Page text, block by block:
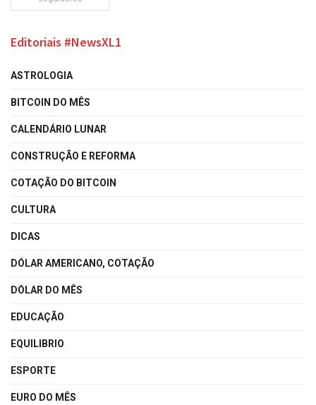
Editoriais #NewsXL1
ASTROLOGIA
BITCOIN DO MÊS
CALENDÁRIO LUNAR
CONSTRUÇÃO E REFORMA
COTAÇÃO DO BITCOIN
CULTURA
DICAS
DÓLAR AMERICANO, COTAÇÃO
DÓLAR DO MÊS
EDUCAÇÃO
EQUILIBRIO
ESPORTE
EURO DO MÊS